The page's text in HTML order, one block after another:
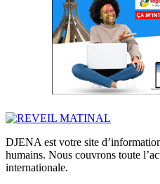
DJENA est votre site
humains. Nous couvrons toute
internationale.